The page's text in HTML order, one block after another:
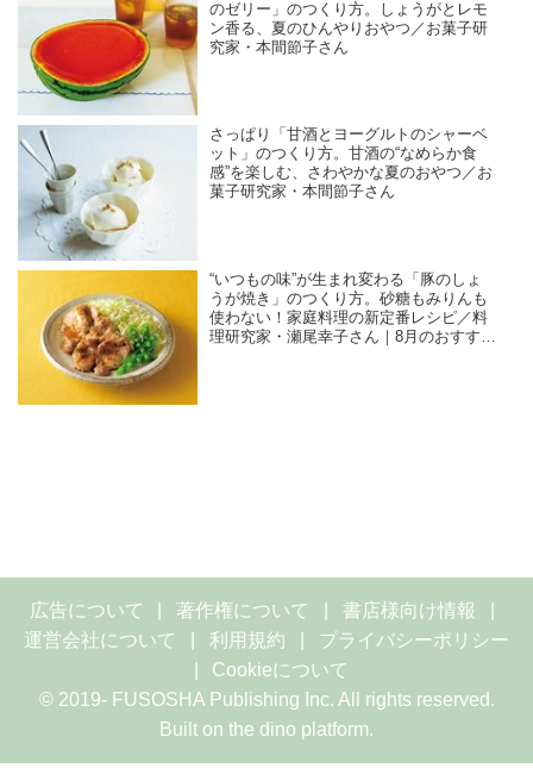
のゼリー」のつくり方。しょうがとレモ
ン香る、夏のひんやりおやつ／お菓子研
究家・本間節子さん
さっぱり「甘酒とヨーグルトのシャーベ
ット」のつくり方。甘酒の“なめらか食
感”を楽しむ、さわやかな夏のおやつ／お
菓子研究家・本間節子さん
“いつもの味”が生まれ変わる「豚のしょ
うが焼き」のつくり方。砂糖もみりんも
使わない！家庭料理の新定番レシピ／料
理研究家・瀬尾幸子さん｜8月のおすすめ
広告について 著作権について
書店様向け情報
運営会社について
利用規約
プライバシーポリシー
Cookieについて
© 2019- FUSOSHA Publishing Inc. All rights reserved.
Built on the dino platform.